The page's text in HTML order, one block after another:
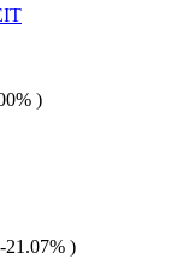
)
21.07% )